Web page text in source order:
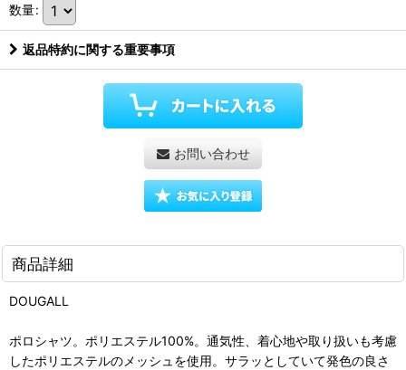
数量:
返品特約に関する重要事項
お問い合わせ
商品詳細
DOUGALL
ポロシャツ。ポリエステル100%。通気性、着心地や取り扱いも考慮
したポリエステルのメッシュを使用。サラッとしていて発色の良さ